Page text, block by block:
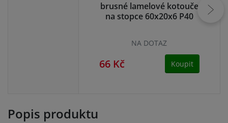
brusné lamelové kotouče
na stopce 60x20x6 P40
NA DOTAZ
66 Kč Koupit
Popis produktu